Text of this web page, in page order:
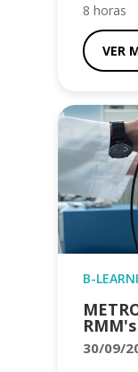
8 horas
VER
B-
RMM's
30/09/